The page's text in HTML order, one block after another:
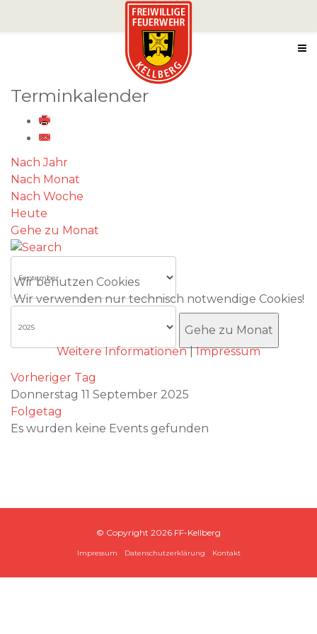
Terminkalender
Nach Jahr
Nach Monat
Nach Woche
Heute
Gehe zu Monat
Gehe zu Monat
Vorheriger Tag
Donnerstag 11 September 2025
Folgetag
Es wurden keine Events gefunden
© Copyright 2026 FF-Kellberg
Impressum Datenschutzerklärung Kontakt
Wir benutzen Cookies
Wir verwenden nur technisch notwendige Cookies!
Akzeptieren
Weitere Informationen|Impressum